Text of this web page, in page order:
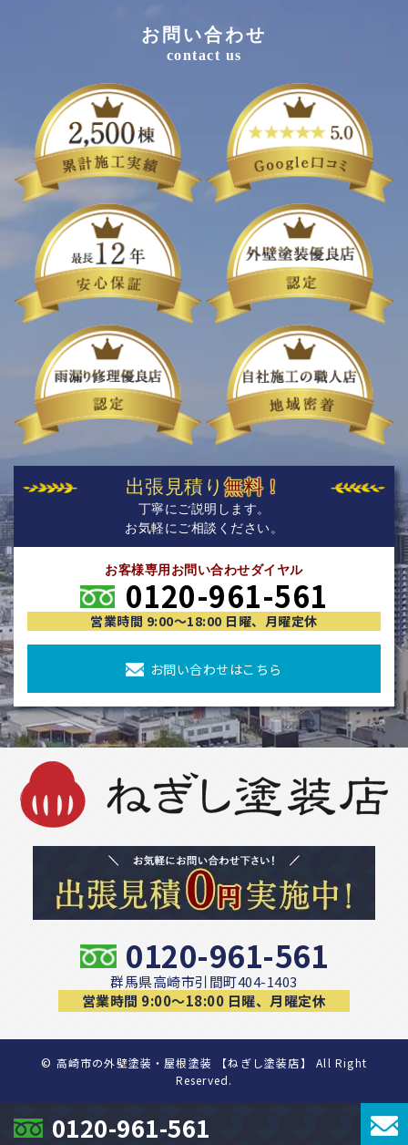
お問い合わせ
contact us
出張見積り無料！
丁寧にご説明します。
お気軽にご相談ください。
お客様専用お問い合わせダイヤル
0120-961-561
営業時間 9:00〜18:00 日曜、月曜定休
お問い合わせはこちら
0120-961-561
0120-961-561
群馬県高崎市引間町404-1403
営業時間 9:00〜18:00 日曜、月曜定休
© 高崎市の外壁塗装・屋根塗装 【ねぎし塗装店】 All Right
Reserved.